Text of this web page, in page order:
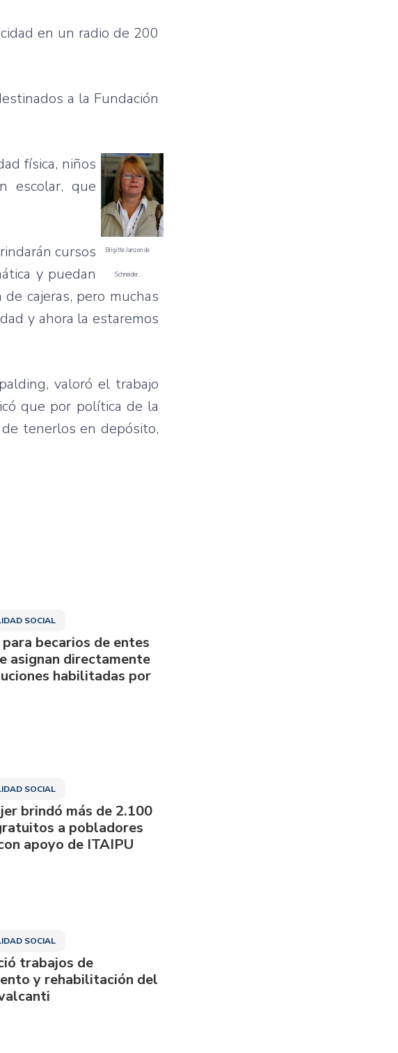
en un radio de 200
a la Fundación
Brigitte Janzen de
Schneider.
física, niños
escolar, que
cursos
y puedan
cajeras, pero muchas
y ahora la estaremos
valoró el trabajo
que por política de la
tenerlos en depósito,
SOCIAL
becarios de entes
asignan directamente
habilitadas por
SOCIAL
brindó más de 2.100
a pobladores
apoyo de ITAIPU
SOCIAL
trabajos de
y rehabilitación del